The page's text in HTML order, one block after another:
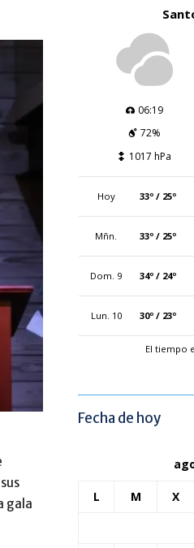
gala
06:19
72%
1017 hPa
Hoy 33º / 25º
Mñn. 33º / 25º
Dom. 9 34º / 24º
Lun. 10 30º / 23º
El tiempo
Fecha de hoy
L M X